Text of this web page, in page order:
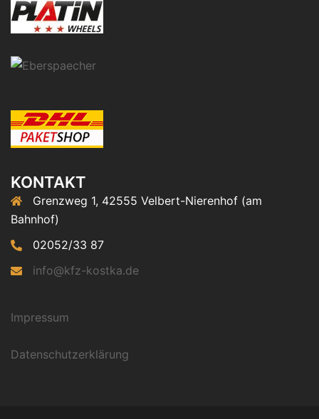
KONTAKT
Grenzweg 1, 42555 Velbert-Nierenhof (am
Bahnhof)
02052/33 87
info@kfz-kostka.de
Impressum
Datenschutzerklärung